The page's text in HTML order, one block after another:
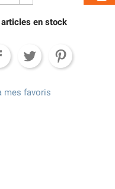
articles en stock
mes favoris